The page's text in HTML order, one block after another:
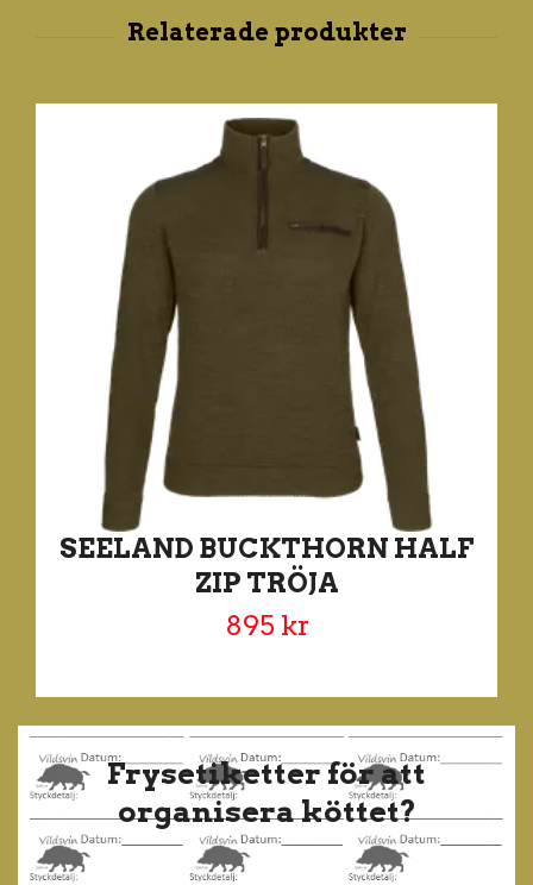
Frysetiketter för att
organisera köttet?
SEELAND BUCKTHORN HALF
ZIP TRÖJA
895 kr